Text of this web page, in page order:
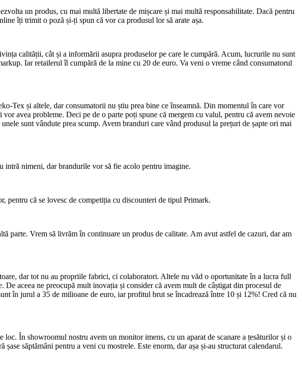
un produs, cu mai multă libertate de mișcare și mai multă responsabilitate. Dacă pentru
îți trimit o poză și-ți spun că vor ca produsul lor să arate așa.
calității, cât și a informării asupra produselor pe care le cumpără. Acum, lucrurile nu sunt
Iar retailerul îl cumpără de la mine cu 20 de euro. Va veni o vreme când consumatorul
Tex și altele, dar consumatorii nu știu prea bine ce înseamnă. Din momentul în care vor
avea probleme. Deci pe de o parte poți spune că mergem cu valul, pentru că avem nevoie
sunt vândute prea scump. Avem branduri care vând produsul la prețuri de șapte ori mai
intră nimeni, dar brandurile vor să fie acolo pentru imagine.
pentru că se lovesc de competiția cu discounteri de tipul Primark.
parte. Vrem să livrăm în continuare un produs de calitate. Am avut astfel de cazuri, dar am
dar tot nu au propriile fabrici, ci colaboratori. Altele nu văd o oportunitate în a lucra full
aceea ne preocupă mult inovația și consider că avem mult de câștigat din procesul de
în jurul a 35 de milioane de euro, iar profitul brut se încadrează între 10 și 12%! Cred că nu
În showroomul nostru avem un monitor imens, cu un aparat de scanare a țesăturilor și o
săptămâni pentru a veni cu mostrele. Este enorm, dar așa și-au structurat calendarul.